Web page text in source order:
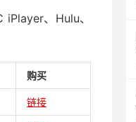
、Hulu、
购买
链接